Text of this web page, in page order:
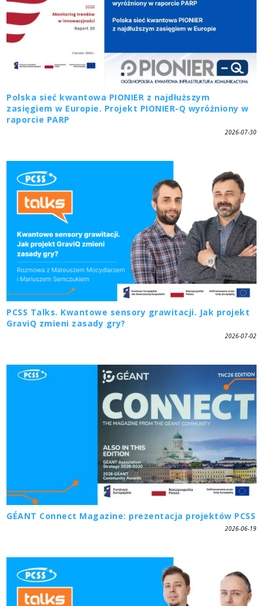
Polska sieć kwantowa PIONIER z najdłuższym
zasięgiem w Europie. Projekt PIONIER-Q wyróżniony w
raporcie PARP
2026-07-30
PCSS Talks. Kwantowe sensory grawitacji. Jak projekt
GraviQ zmieni zasady gry?
2026-07-02
GÉANT Connect Magazine: prezentacja projektów PCSS
2026-06-19